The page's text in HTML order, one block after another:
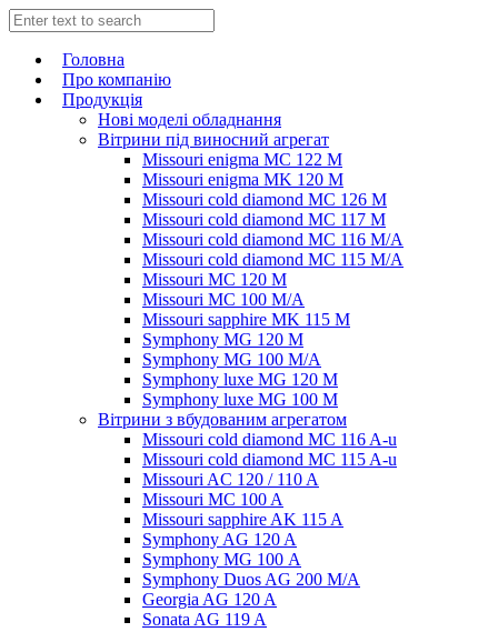
Головна
Про компанію
Продукція
Нові моделі обладнання
Вітрини під виносний агрегат
Missouri enigma MC 122 M
Missouri enigma MK 120 M
Missouri cold diamond MC 126 M
Missouri cold diamond MC 117 M
Missouri cold diamond MC 116 M/A
Missouri cold diamond MC 115 M/A
Missouri MC 120 M
Missouri MC 100 M/A
Missouri sapphire MK 115 M
Symphony MG 120 M
Symphony MG 100 M/А
Symphony luxe MG 120 M
Symphony luxe MG 100 M
Вітрини з вбудованим агрегатом
Missouri cold diamond MC 116 A-u
Missouri cold diamond MC 115 A-u
Missouri AC 120 / 110 A
Missouri MC 100 A
Missouri sapphire AK 115 A
Symphony AG 120 A
Symphony MG 100 А
Symphony Duos AG 200 M/A
Georgia AG 120 A
Sonata AG 119 A